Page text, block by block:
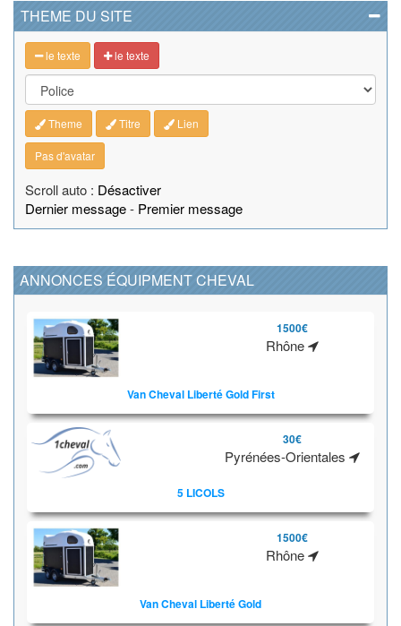
THEME DU SITE
le texte le texte
Theme Titre Lien
Pas d'avatar
Scroll auto : Désactiver
Dernier message- Premier message
ANNONCES ÉQUIPMENT CHEVAL
1500€
Rhône
Van Cheval Liberté Gold First
30€
Pyrénées-Orientales
5 LICOLS
1500€
Rhône
Van Cheval Liberté Gold